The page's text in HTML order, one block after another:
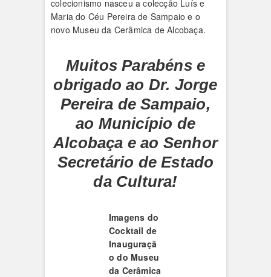
colecionismo nasceu a colecção Luís e
Maria do Céu Pereira de Sampaio e o
novo Museu da Cerâmica de Alcobaça.
Muitos Parabéns e
obrigado ao Dr. Jorge
Pereira de Sampaio,
ao Município de
Alcobaça e ao Senhor
Secretário de Estado
da Cultura!
Imagens do
Cocktail de
Inauguraçã
o do Museu
da Cerâmica